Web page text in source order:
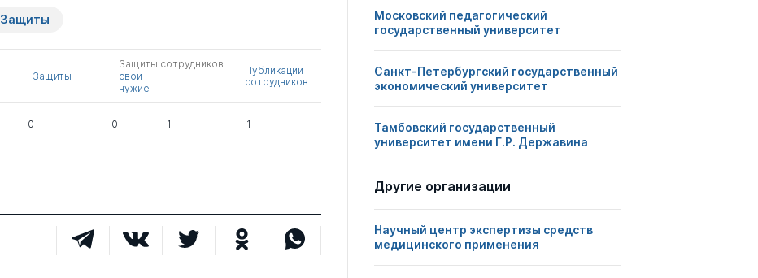
1
Защиты
Защиты
Защиты сотрудников:
свои
чужие
Публикации
сотрудников
0 0 1 1
Московский педагогический
государственный университет
Санкт-Петербургский государственный
экономический университет
Тамбовский государственный
университет имени Г.Р. Державина
Другие организации
Научный центр экспертизы средств
медицинского применения